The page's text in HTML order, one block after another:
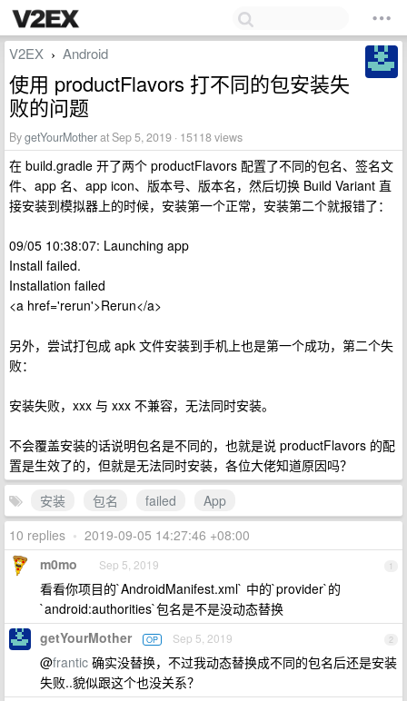
V2EX › Android
使用 productFlavors 打不同的包安装失
败的问题
BygetYourMotherat Sep 5, 2019 · 15118 views
在 build.gradle 开了两个 productFlavors 配置了不同的包名、签名文
件、app 名、app icon、版本号、版本名，然后切换 Build Variant 直
接安装到模拟器上的时候，安装第一个正常，安装第二个就报错了：
09/05 10:38:07: Launching app
Install failed.
Installation failed
<a href='rerun'>Rerun</a>
另外，尝试打包成 apk 文件安装到手机上也是第一个成功，第二个失
败：
安装失败，xxx 与 xxx 不兼容，无法同时安装。
不会覆盖安装的话说明包名是不同的，也就是说 productFlavors 的配
置是生效了的，但就是无法同时安装，各位大佬知道原因吗？
安装
包名 failed
App
10 replies • 2019-09-05 14:27:46 +08:00
1
m0mo Sep 5, 2019
看看你项目的`AndroidManifest.xml` 中的`provider`的
`android:authorities`包名是不是没动态替换
2
getYourMother OP Sep 5, 2019
@frantic 确实没替换，不过我动态替换成不同的包名后还是安装
失败..貌似跟这个也没关系？